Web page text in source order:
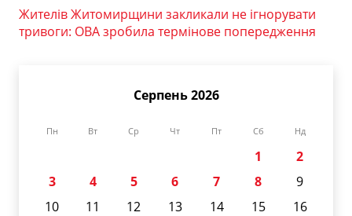
Жителів Житомирщини закликали не ігнорувати
тривоги: ОВА зробила термінове попередження
Серпень 2026
Пн Вт Ср Чт Пт Сб Нд
1
2
3
4 5 6 7 8
9
10
11 12 13 14 15
16